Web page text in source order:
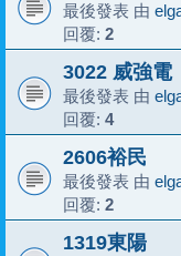
最後發表 由
回覆: 2
3022 威強電
最後發表 由
回覆: 4
2606裕民
最後發表 由
回覆: 2
1319東陽